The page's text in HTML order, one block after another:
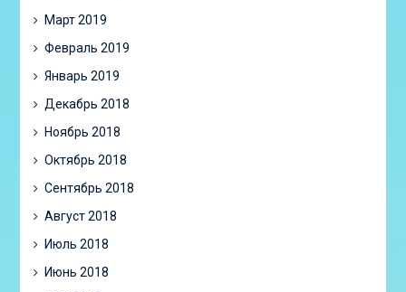
Март 2019
Февраль 2019
Январь 2019
Декабрь 2018
Ноябрь 2018
Октябрь 2018
Сентябрь 2018
Август 2018
Июль 2018
Июнь 2018